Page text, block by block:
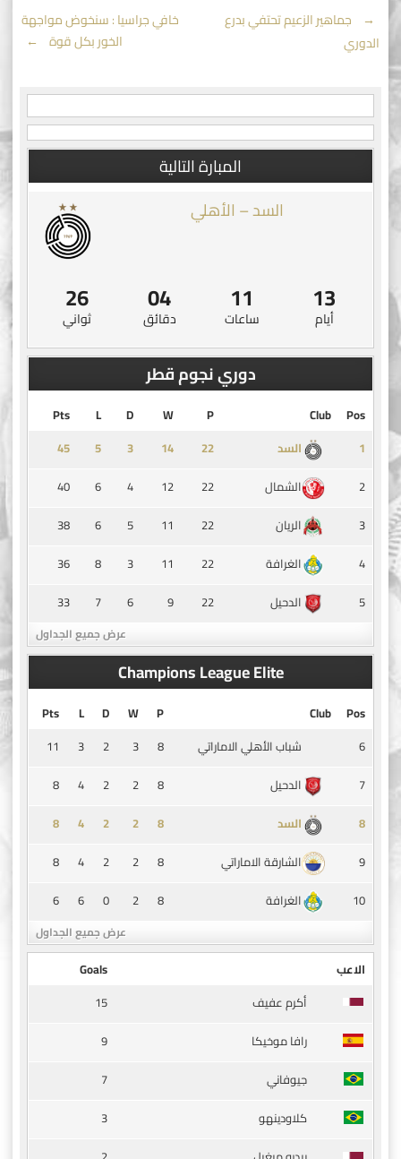
Post
navigation
←
جماهير الزعيم تحتفي بدرع
الدوري
خافي جراسيا : سنخوض مواجهة
الخور بكل قوة →
المبارة التالية
السد – الأهلي
13
أيام
11
ساعات
04
دقائق
25
ثواني
دوري نجوم قطر
Pos
Club
P
W
D
L
Pts
1
السد ‏22
14
3
5
45
2
الشمال 22
12
4
6
40
3
الريان 22
11
5
6
38
4
الغرافة 22
11
3
8
36
5
الدحيل 22
9
6
7
33
عرض جميع الجداول
Champions League Elite
Pos
Club
P
W
D
L
Pts
6
شباب الأهلي الاماراتي 8
3
2
3
11
7
الدحيل 8
2
2
4
8
8
السد 8
2
2
4
8
9
الشارقة الاماراتي 8
2
2
4
8
10
الغرافة 8
2
0
6
6
عرض جميع الجداول
الاعب
Goals
أكرم عفيف
15
رافا موخيكا
9
جيوفاني
7
كلاودينهو
3